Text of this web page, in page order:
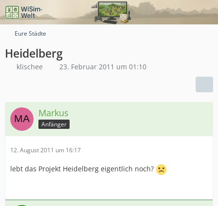
Eure Städte
Heidelberg
klischee 23. Februar 2011 um 01:10
Markus
Anfänger
12. August 2011 um 16:17
lebt das Projekt Heidelberg eigentlich noch?